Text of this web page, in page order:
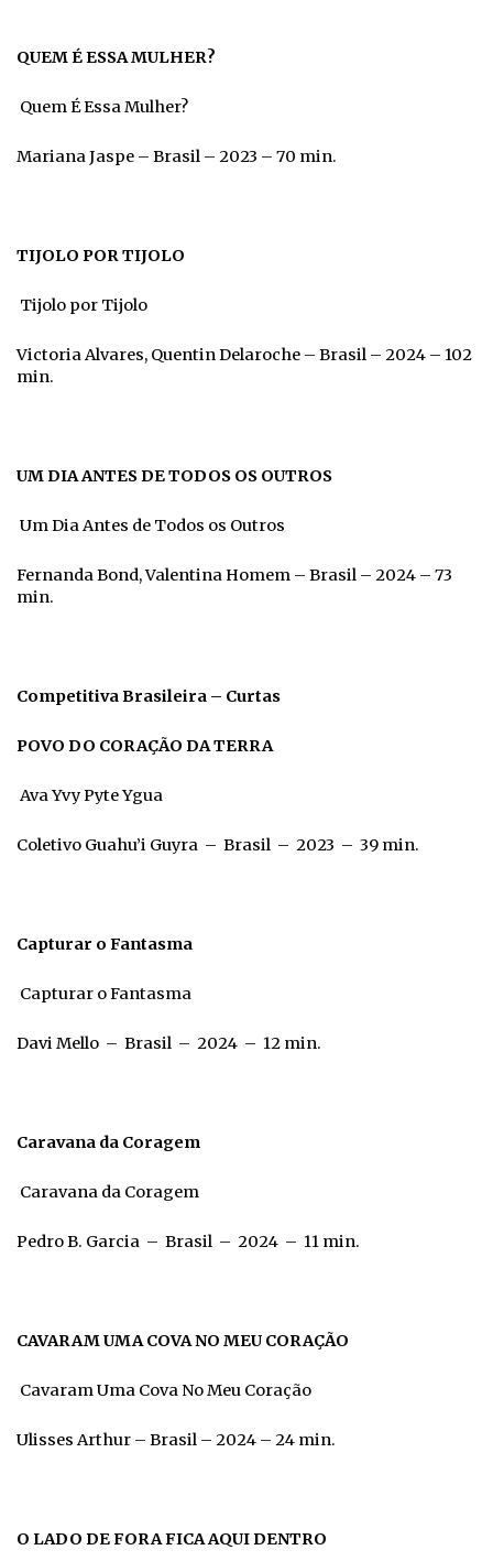
QUEM É ESSA MULHER?
Quem É Essa Mulher?
Mariana Jaspe – Brasil – 2023 – 70 min.
TIJOLO POR TIJOLO
Tijolo por Tijolo
Victoria Alvares, Quentin Delaroche – Brasil – 2024 – 102
min.
UM DIA ANTES DE TODOS OS OUTROS
Um Dia Antes de Todos os Outros
Fernanda Bond, Valentina Homem – Brasil – 2024 – 73
min.
Competitiva Brasileira – Curtas
POVO DO CORAÇÃO DA TERRA
Ava Yvy Pyte Ygua
Coletivo Guahu’i Guyra – Brasil – 2023 – 39 min.
Capturar o Fantasma
Capturar o Fantasma
Davi Mello – Brasil – 2024 – 12 min.
Caravana da Coragem
Caravana da Coragem
Pedro B. Garcia – Brasil – 2024 – 11 min.
CAVARAM UMA COVA NO MEU CORAÇÃO
Cavaram Uma Cova No Meu Coração
Ulisses Arthur – Brasil – 2024 – 24 min.
O LADO DE FORA FICA AQUI DENTRO